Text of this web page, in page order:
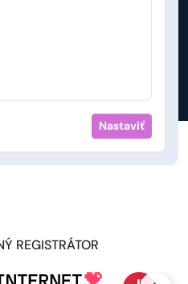
Nastaviť
REGISTRÁTOR